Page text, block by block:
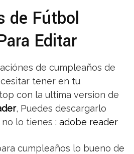
de Fútbol
Editar
de cumpleaños de
tener en tu
con la ultima version de
, Puedes descargarlo
lo tienes : adobe reader
cumpleaños lo bueno de